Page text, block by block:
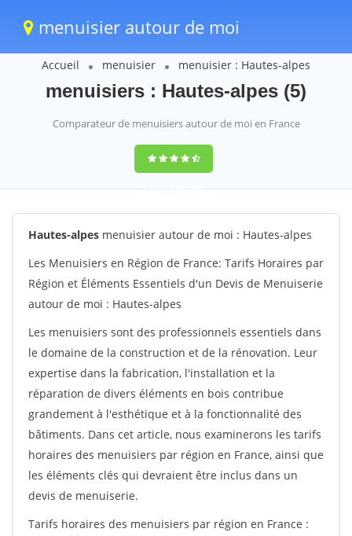
menuisier autour de moi
Accueil menuisier menuisier : Hautes-alpes
menuisiers : Hautes-alpes (5)
Comparateur de menuisiers autour de moi en France
9,6(100%)1388
votes
Hautes-alpes menuisier autour de moi : Hautes-alpes
Les Menuisiers en Région de France: Tarifs Horaires par
Région et Éléments Essentiels d'un Devis de Menuiserie
autour de moi : Hautes-alpes
Les menuisiers sont des professionnels essentiels dans
le domaine de la construction et de la rénovation. Leur
expertise dans la fabrication, l'installation et la
réparation de divers éléments en bois contribue
grandement à l'esthétique et à la fonctionnalité des
bâtiments. Dans cet article, nous examinerons les tarifs
horaires des menuisiers par région en France, ainsi que
les éléments clés qui devraient être inclus dans un
devis de menuiserie.
Tarifs horaires des menuisiers par région en France :